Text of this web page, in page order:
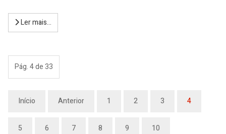
Ler mais...
Pág. 4 de 33
Início Anterior 1 2 3 4
5 6 7 8 9 10